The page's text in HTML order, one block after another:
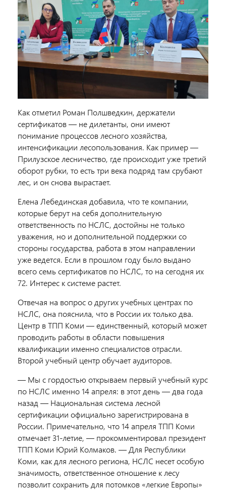
Как отметил Роман Полшведкин, держатели
сертификатов — не дилетанты, они имеют
понимание процессов лесного хозяйства,
интенсификации лесопользования. Как пример —
Прилузское лесничество, где происходит уже третий
оборот рубки, то есть три века подряд там срубают
лес, и он снова вырастает.
Елена Лебединская добавила, что те компании,
которые берут на себя дополнительную
ответственность по НСЛС, достойны не только
уважения, но и дополнительной поддержки со
стороны государства, работа в этом направлении
уже ведется. Если в прошлом году было выдано
всего семь сертификатов по НСЛС, то на сегодня их
72. Интерес к системе растет.
Отвечая на вопрос о других учебных центрах по
НСЛС, она пояснила, что в России их только два.
Центр в ТПП Коми — единственный, который может
проводить работы в области повышения
квалификации именно специалистов отрасли.
Второй учебный центр обучает аудиторов.
— Мы с гордостью открываем первый учебный курс
по НСЛС именно 14 апреля: в этот день — два года
назад — Национальная система лесной
сертификации официально зарегистрирована в
России. Примечательно, что 14 апреля ТПП Коми
отмечает 31-летие, — прокомментировал президент
ТПП Коми Юрий Колмаков. — Для Республики
Коми, как для лесного региона, НСЛС несет особую
значимость, ответственное отношение к лесу
позволит сохранить для потомков «легкие Европы»